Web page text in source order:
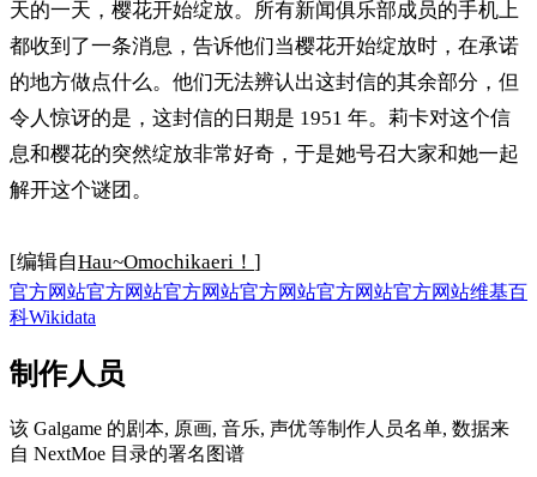
天的一天，樱花开始绽放。所有新闻俱乐部成员的手机上
都收到了一条消息，告诉他们当樱花开始绽放时，在承诺
的地方做点什么。他们无法辨认出这封信的其余部分，但
令人惊讶的是，这封信的日期是 1951 年。莉卡对这个信
息和樱花的突然绽放非常好奇，于是她号召大家和她一起
解开这个谜团。
[编辑自Hau~Omochikaeri！ ]
官方网站官方网站官方网站官方网站官方网站官方网站维基百
科Wikidata
制作人员
该 Galgame 的剧本, 原画, 音乐, 声优等制作人员名单, 数据来
自 NextMoe 目录的署名图谱